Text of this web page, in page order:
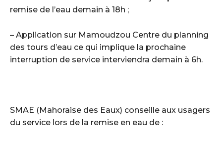
remise de l’eau demain à 18h ;
– Application sur Mamoudzou Centre du planning
des tours d’eau ce qui implique la prochaine
interruption de service interviendra demain à 6h.
SMAE (Mahoraise des Eaux) conseille aux usagers
du service lors de la remise en eau de :